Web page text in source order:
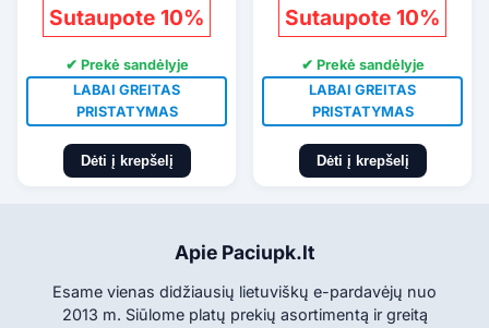
Sutaupote 10%
✔ Prekė sandėlyje
LABAI GREITAS
PRISTATYMAS
Dėti į krepšelį
Sutaupote 10%
✔ Prekė sandėlyje
LABAI GREITAS
PRISTATYMAS
Dėti į krepšelį
Apie Paciupk.lt
Esame vienas didžiausių lietuviškų e-pardavėjų nuo
2013 m. Siūlome platų prekių asortimentą ir greitą